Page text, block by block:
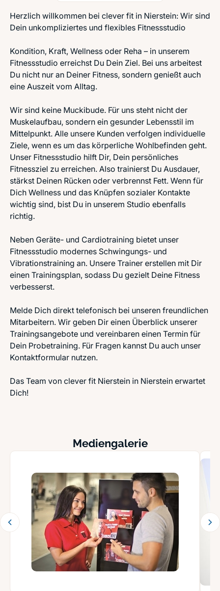
Herzlich willkommen bei clever fit in Nierstein: Wir sind
Dein unkompliziertes und flexibles Fitnessstudio
Kondition, Kraft, Wellness oder Reha – in unserem
Fitnessstudio erreichst Du Dein Ziel. Bei uns arbeitest
Du nicht nur an Deiner Fitness, sondern genießt auch
eine Auszeit vom Alltag.
Wir sind keine Muckibude. Für uns steht nicht der
Muskelaufbau, sondern ein gesunder Lebensstil im
Mittelpunkt. Alle unsere Kunden verfolgen individuelle
Ziele, wenn es um das körperliche Wohlbefinden geht.
Unser Fitnessstudio hilft Dir, Dein persönliches
Fitnessziel zu erreichen. Also trainierst Du Ausdauer,
stärkst Deinen Rücken oder verbrennst Fett. Wenn für
Dich Wellness und das Knüpfen sozialer Kontakte
wichtig sind, bist Du in unserem Studio ebenfalls
richtig.
Neben Geräte- und Cardiotraining bietet unser
Fitnessstudio modernes Schwingungs- und
Vibrationstraining an. Unsere Trainer erstellen mit Dir
einen Trainingsplan, sodass Du gezielt Deine Fitness
verbesserst.
Melde Dich direkt telefonisch bei unseren freundlichen
Mitarbeitern. Wir geben Dir einen Überblick unserer
Trainingsangebote und vereinbaren einen Termin für
Dein Probetraining. Für Fragen kannst Du auch unser
Kontaktformular nutzen.
Das Team von clever fit Nierstein in Nierstein erwartet
Dich!
Mediengalerie